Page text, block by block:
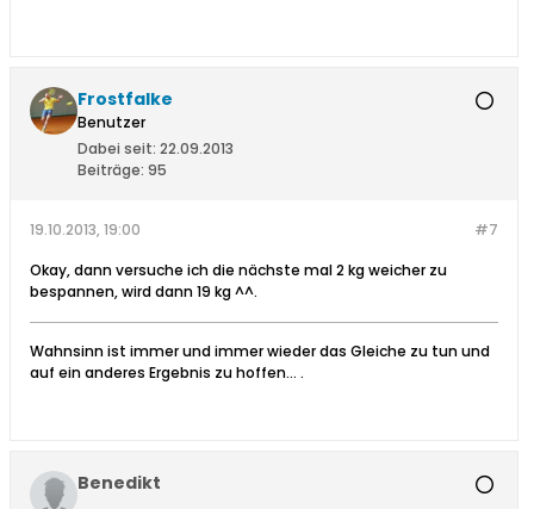
Frostfalke
Benutzer
Dabei seit: 22.09.2013
Beiträge: 95
#7
19.10.2013, 19:00
Okay, dann versuche ich die nächste mal 2 kg weicher zu
bespannen, wird dann 19 kg ^^.
Wahnsinn ist immer und immer wieder das Gleiche zu tun und
auf ein anderes Ergebnis zu hoffen… .
Benedikt